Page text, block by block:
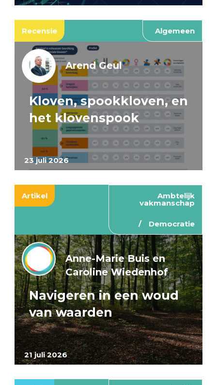
Recensie Algemeen
23 juli 2026
Arend Geul
Kloven, spookkloven, en
het klovenspook
Artikel Ambtelijk
vakmanschap
Democratie
21 juli 2026
Anne-Marie Buis en
Caroline Wiedenhof
Navigeren in een woud
van waarden